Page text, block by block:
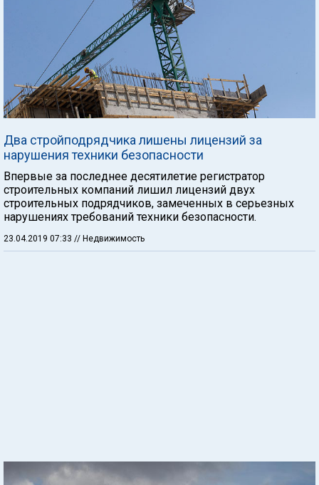
Два стройподрядчика лишены лицензий за
нарушения техники безопасности
Впервые за последнее десятилетие регистратор
строительных компаний лишил лицензий двух
строительных подрядчиков, замеченных в серьезных
нарушениях требований техники безопасности.
23.04.2019 07:33 // Недвижимость